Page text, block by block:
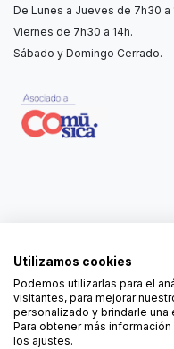
De Lunes a Jueves de 7h30 a
Viernes de 7h30 a 14h.
Sábado y Domingo Cerrado.
962250313
ortola@ortola-sa.es
Av. d'Albaida, s/n
46840 La Pobla del Duc
Utilizamos cookies
Podemos utilizarlas para el
visitantes, para mejorar
personalizado y brindarle
Para obtener más
los ajustes.